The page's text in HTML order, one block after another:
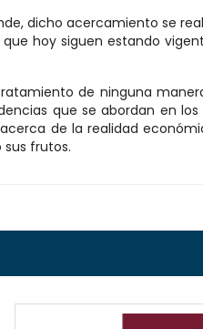
dicho acercamiento se
hoy siguen estando
de ninguna
que se abordan en
de la realidad
frutos.